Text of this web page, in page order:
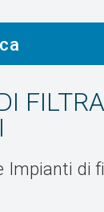
Impianti di